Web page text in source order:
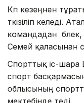
Көп кезеңнен
өткізіліп келеді.
командадан
Семей қаласынан
Спорттық іс-
спорт
облысының
мектебінде өтеді.